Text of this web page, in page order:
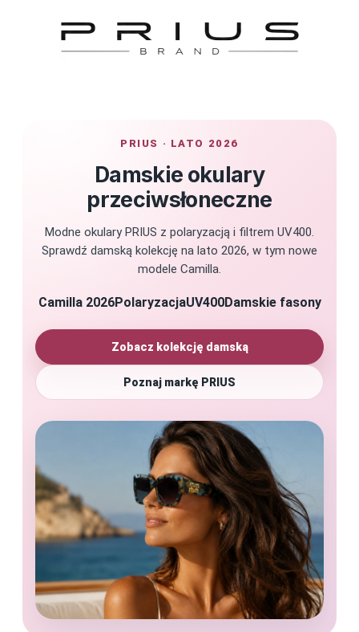
PRIUS · LATO 2026
Damskie okulary
przeciwsłoneczne
Modne okulary PRIUS z polaryzacją i filtrem UV400.
Sprawdź damską kolekcję na lato 2026, w tym nowe
modele Camilla.
Camilla 2026PolaryzacjaUV400Damskie fasony
Zobacz kolekcję damską
Poznaj markę PRIUS